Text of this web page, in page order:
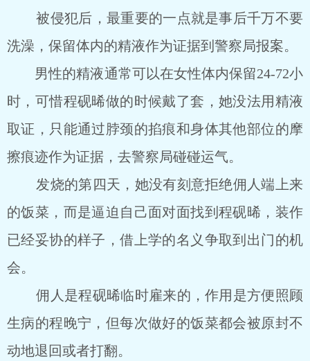
被侵犯后，最重要的一点就是事后千万不要
洗澡，保留体内的精液作为证据到警察局报案。
男性的精液通常可以在女性体内保留24-72小
时，可惜程砚晞做的时候戴了套，她没法用精液
取证，只能通过脖颈的掐痕和身体其他部位的摩
擦痕迹作为证据，去警察局碰碰运气。
发烧的第四天，她没有刻意拒绝佣人端上来
的饭菜，而是逼迫自己面对面找到程砚晞，装作
已经妥协的样子，借上学的名义争取到出门的机
会。
佣人是程砚晞临时雇来的，作用是方便照顾
生病的程晚宁，但每次做好的饭菜都会被原封不
动地退回或者打翻。